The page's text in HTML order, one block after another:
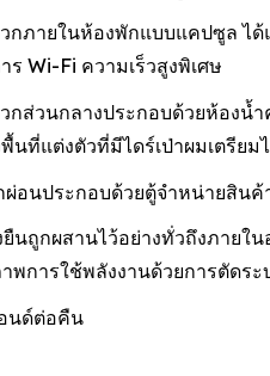
กภายในห้องพักแบบแคปซูล ไ
ร Wi-Fi ความเร็วสูงพิเศษ
กส่วนกลางประกอบด้วยห้อง
นที่แต่งตัวที่มีไดร์เป่าผมเตรียม
อนประกอบด้วยตู้จำหน่ายสินค้
นถูกผสานไว้อย่างทั่วถึงภายใ
พการใช้พลังงานด้วยการตัดร
นด์ต่อคืน